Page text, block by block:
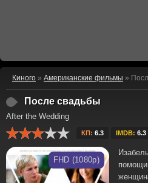
Киного » Американские фильмы »
После свадьбы
After the Wedding
КП: 6.3 IMDB: 6.3
FHD (1080p)
помощи